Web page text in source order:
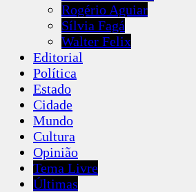
Rogério Aguiar
Sílvia Fagá
Walter Felix
Editorial
Política
Estado
Cidade
Mundo
Cultura
Opinião
Tema Livre
Últimas